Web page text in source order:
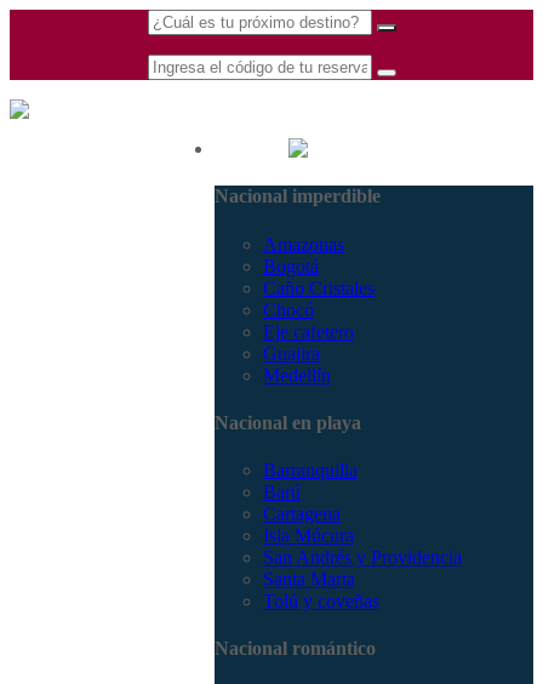
Nacional imperdible
Amazonas
Bogotá
Caño Cristales
Chocó
Eje cafetero
Guajira
Medellín
Nacional en playa
Barranquilla
Barú
Cartagena
Isla Múcura
San Andrés y Providencia
Santa Marta
Tolú y coveñas
Nacional romántico